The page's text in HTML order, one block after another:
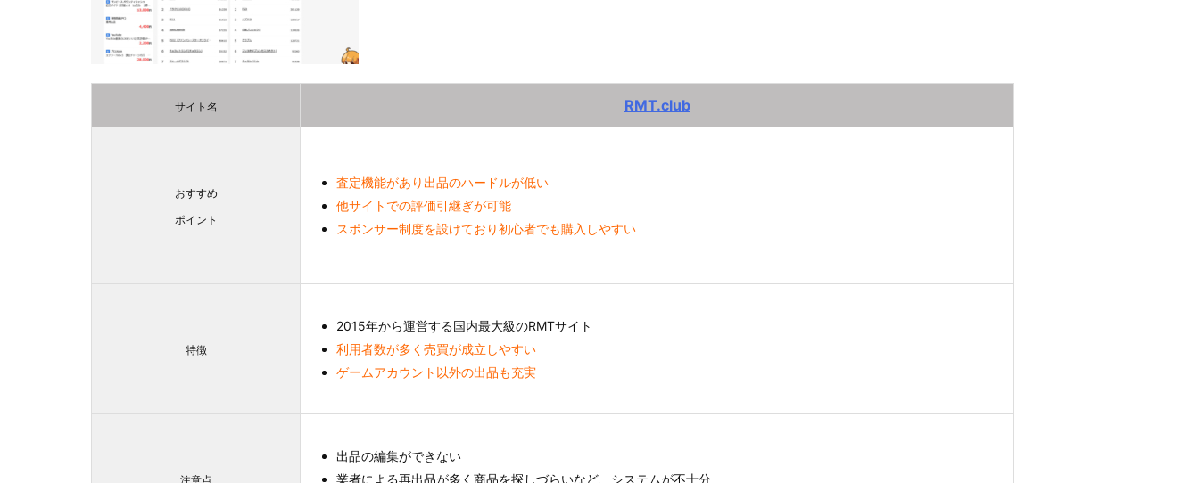
サイト名 RMT.club
おすすめ
ポイント
査定機能があり出品のハードルが低い
他サイトでの評価引継ぎが可能
スポンサー制度を設けており初心者でも購入しやすい
特徴
2015年から運営する国内最大級のRMTサイト
利用者数が多く売買が成立しやすい
ゲームアカウント以外の出品も充実
注意点
出品の編集ができない
業者による再出品が多く商品を探しづらいなど、システムが不十分